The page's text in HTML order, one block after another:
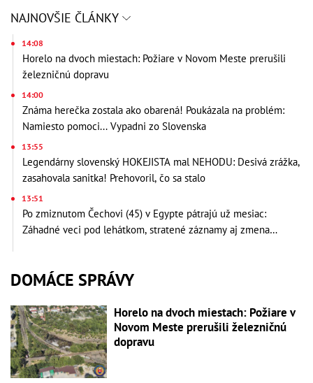
NAJNOVŠIE ČLÁNKY
14:08
Horelo na dvoch miestach: Požiare v Novom Meste prerušili
železničnú dopravu
14:00
Známa herečka zostala ako obarená! Poukázala na problém:
Namiesto pomoci... Vypadni zo Slovenska
13:55
Legendárny slovenský HOKEJISTA mal NEHODU: Desivá zrážka,
zasahovala sanitka! Prehovoril, čo sa stalo
13:51
Po zmiznutom Čechovi (45) v Egypte pátrajú už mesiac:
Záhadné veci pod lehátkom, stratené záznamy aj zmena
DOMÁCE SPRÁVY
Horelo na dvoch miestach: Požiare v
Novom Meste prerušili železničnú
dopravu